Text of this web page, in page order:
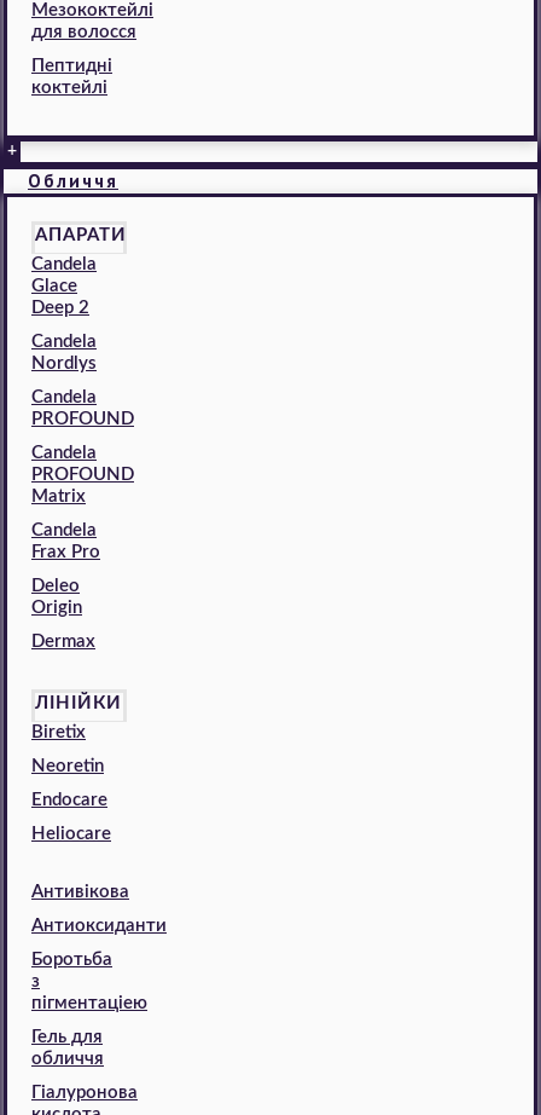
Мезококтейлі
для волосся
Пептидні
коктейлі
+
Обличчя
АПАРАТИ
Candela
Glace
Deep 2
Candela
Nordlys
Candela
PROFOUND
Candela
PROFOUND
Matrix
Candela
Frax Pro
Deleo
Origin
Dermax
ЛІНІЙКИ
Biretix
Neoretin
Endocare
Heliocare
Антивікова
Антиоксиданти
Боротьба
з
пігментаціею
Гель для
обличчя
Гіалуронова